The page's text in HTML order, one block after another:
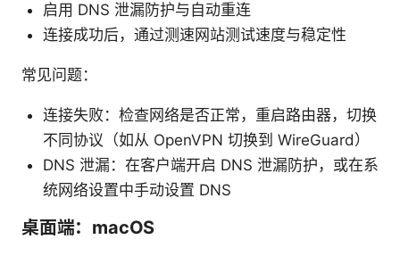
启用 DNS 泄漏防护与自动重连
连接成功后，通过测速网站测试速度与稳定性
常见问题：
连接失败：检查网络是否正常，重启路由器，切换
不同协议（如从 OpenVPN 切换到 WireGuard）
DNS 泄漏：在客户端开启 DNS 泄漏防护，或在系
统网络设置中手动设置 DNS
桌面端：macOS